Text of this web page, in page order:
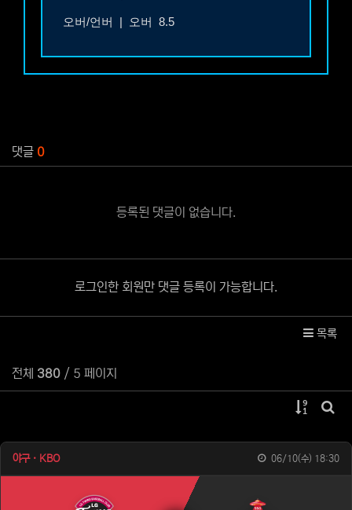
오버/언버 | 오버 8.5
댓글 0
등록된 댓글이 없습니다.
로그인한 회원만 댓글 등록이 가능합니다.
목록
전체 380 / 5 페이지
게시물
야구 · KBO 06/10(수) 18:30